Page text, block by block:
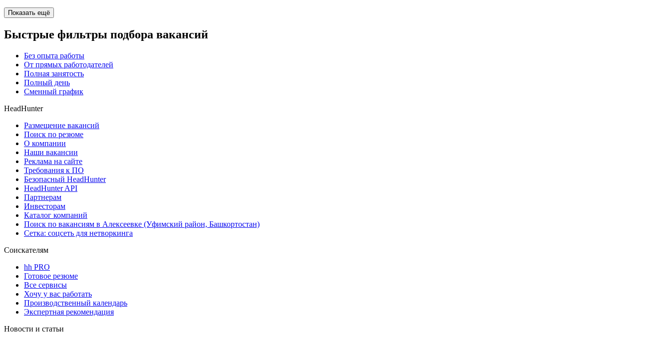
Показать ещё
Быстрые фильтры подбора вакансий
Без опыта работы
От прямых работодателей
Полная занятость
Полный день
Сменный график
HeadHunter
Размещение вакансий
Поиск по резюме
О компании
Наши вакансии
Реклама на сайте
Требования к ПО
Безопасный HeadHunter
HeadHunter API
Партнерам
Инвесторам
Каталог компаний
Поиск по вакансиям в Алексеевке (Уфимский район, Башкортостан)
Сетка: соцсеть для нетворкинга
Соискателям
hh PRO
Готовое резюме
Все сервисы
Хочу у вас работать
Производственный календарь
Экспертная рекомендация
Новости и статьи